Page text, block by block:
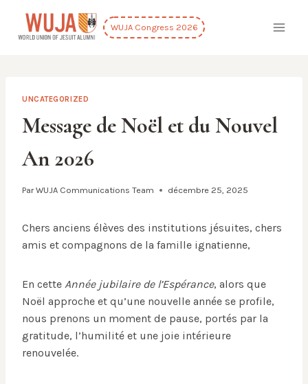
contenu
WUJA Congress 2026
UNCATEGORIZED
Message de Noël et du Nouvel
An 2026
Par WUJA Communications Team décembre 25, 2025
Chers anciens élèves des institutions jésuites, chers
amis et compagnons de la famille ignatienne,
En cette Année jubilaire de l’Espérance, alors que
Noël approche et qu’une nouvelle année se profile,
nous prenons un moment de pause, portés par la
gratitude, l’humilité et une joie intérieure
renouvelée.